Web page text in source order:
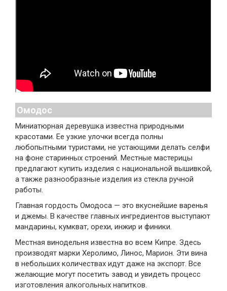
Омодос
Миниатюрная деревушка известна природными
красотами. Ее узкие улочки всегда полны
любопытными туристами, не устающими делать селфи
на фоне старинных строений. Местные мастерицы
предлагают купить изделия с национальной вышивкой,
а также разнообразные изделия из стекла ручной
работы.
Главная гордость Омодоса — это вкуснейшие варенья
и джемы. В качестве главных ингредиентов выступают
мандарины, кумкват, орехи, инжир и финики.
Местная винодельня известна во всем Кипре. Здесь
производят марки Херолимо, Линос, Марион. Эти вина
в небольших количествах идут даже на экспорт. Все
желающие могут посетить завод и увидеть процесс
изготовления алкогольных напитков.